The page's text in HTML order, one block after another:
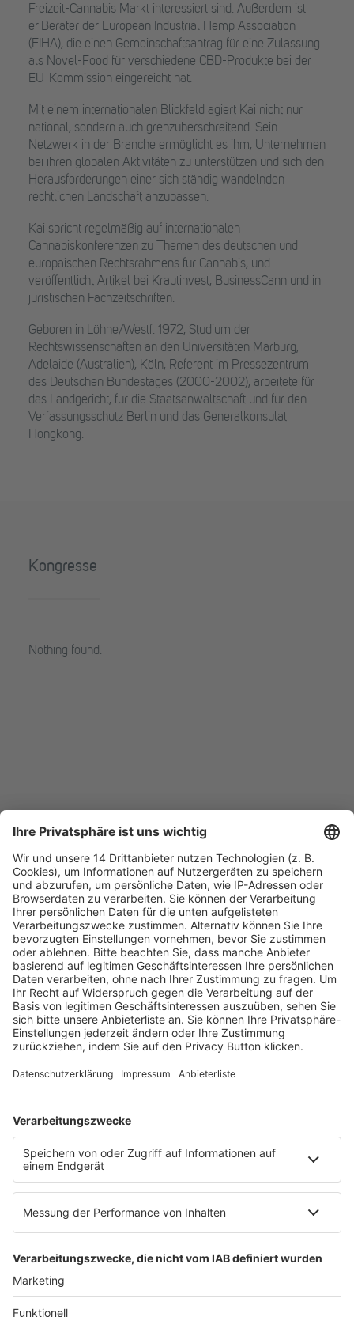
Freizeit-Cannabis Markt interessiert sind. Außerdem ist
er Berater der European Industrial Hemp Association
(EIHA), die einen Gemeinschaftsantrag für eine Zulassung
als Novel-Food für verschiedene CBD-Produkte bei der
EU-Kommission eingereicht hat.
Mit einem internationalen Blickfeld agiert Kai nicht nur
national, sondern auch grenzüberschreitend. Sein
Netzwerk in der Branche ermöglicht es ihm, Unternehmen
bei ihren globalen Aktivitäten zu unterstützen und sich den
Herausforderungen einer sich ständig wandelnden
rechtlichen Landschaft anzupassen.
Kai spricht regelmäßig auf internationalen
Cannabiskonferenzen zu Themen des deutschen und
europäischen Rechtsrahmens für Cannabis, und
veröffentlicht Artikel bei Krautinvest, BusinessCann und in
juristischen Fachzeitschriften.
Geboren in Löhne/Westf. 1972, Studium der
Rechtswissenschaften an den Universitäten Marburg,
Adelaide (Australien), Köln, Referent im Pressezentrum
des Deutschen Bundestages (2000-2002), arbeitete für
das Landgericht, für die Staatsanwaltschaft und für den
Verfassungsschutz Berlin und das Generalkonsulat
Hongkong.
Kongresse
Nothing found.
Fachmedien Recht und Wirtschaft
Ein Fachbereich der
dfv Mediengruppe
Mainzer Landstr. 251
60326 Frankfurt am Main
E-Mail:info@ruw.de
Web:https://www.ruw.de
AGB
Datenschutzerklärung
Genderhinweis
Cookie-Einstellungen